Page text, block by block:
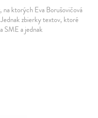
na ktorých Eva Borušovičová
Jednak zbierky textov, ktoré
SME a jednak